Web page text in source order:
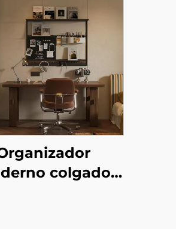
colgado